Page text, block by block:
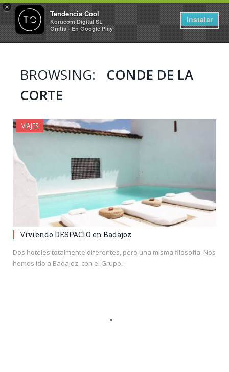
×
Tendencia Cool
Korucom Digital SL
Gratis - En Google Play
Instalar
BROWSING:
CONDE DE LA
CORTE
VIAJES
Viviendo DESPACIO en Badajoz
Dos hoteles totalmente diferentes, pero una misma filosofía. Nos
hemos ido a Badajoz, con el Grupo…